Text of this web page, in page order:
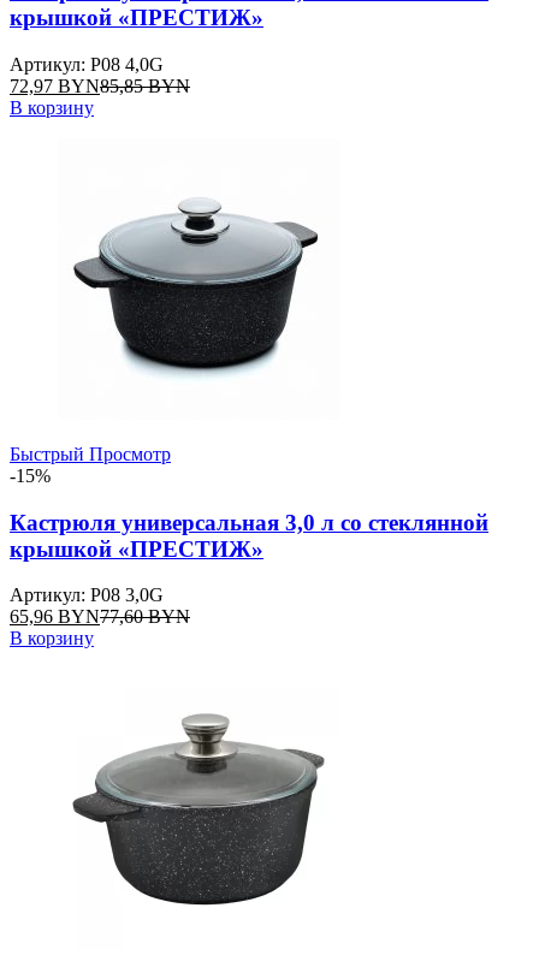
крышкой «ПРЕСТИЖ»
Артикул: P08 4,0G
72,97 BYN85,85BYN
В корзину
Быстрый Просмотр
-15%
Кастрюля универсальная 3,0 л со стеклянной
крышкой «ПРЕСТИЖ»
Артикул: P08 3,0G
65,96 BYN77,60BYN
В корзину